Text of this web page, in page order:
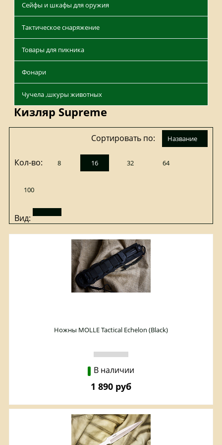
Сейфы и шкафы для оружия
Тактическое снаряжение
Товары для пикника
Фонари
Чучела ,шкуры животных
Кизляр Supreme
Сортировать по: название
Кол-во: 8 16 32 64
100
Вид:
Ножны MOLLE Tactical Echelon (Black)
В наличии
1 890 руб